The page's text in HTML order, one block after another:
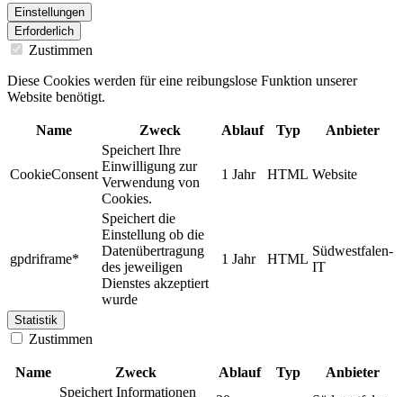
Einstellungen
Erforderlich
Zustimmen
Diese Cookies werden für eine reibungslose Funktion unserer
Website benötigt.
Name Zweck Ablauf Typ Anbieter
CookieConsent
Speichert Ihre
Einwilligung zur
Verwendung von
Cookies.
1 Jahr HTML Website
gpdriframe*
Speichert die
Einstellung ob die
Datenübertragung
des jeweiligen
Dienstes akzeptiert
wurde
1 Jahr HTML
Südwestfalen-
IT
Statistik
Zustimmen
Name Zweck Ablauf Typ Anbieter
Speichert Informationen